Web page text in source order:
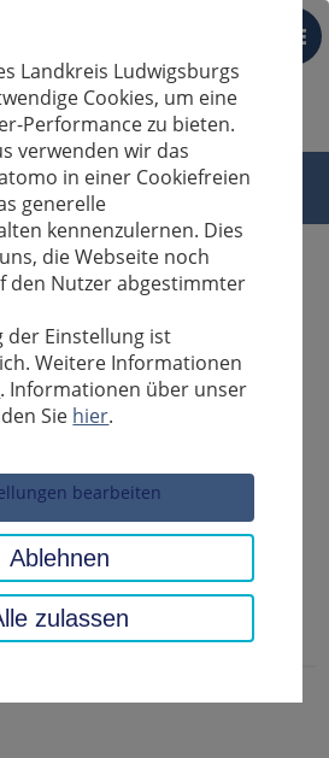
DE
Landkreis
So schmeckt der Landkreis
Landkreis Ludwigsburgs
Cookies, um eine
Performance zu bieten.
verwenden wir das
in einer Cookiefreien
generelle
kennenzulernen. Dies
die Webseite noch
den Nutzer abgestimmter
der Einstellung ist
Weitere Informationen
. Informationen über unser
Sie hier.
bearbeiten
Ablehnen
zulassen